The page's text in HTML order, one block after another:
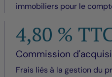
immobiliers pour le
4,80 %
Commission
Frais liés à la gestion du